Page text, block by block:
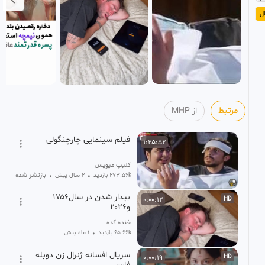
مرتبط از MHP
1:25:52 فیلم سینمایی چارچنگولی
کلیپ میویس
273.56k بازدید • 2 سال پیش • بازنشر شده
HD
0:00:12
بیدار شدن در سال۱۷۵۶
و۲۰۲۶
خنده کده
65.66k بازدید • 1 ماه پیش
HD
0:00:19
سریال افسانه ژنرال زن دوبله